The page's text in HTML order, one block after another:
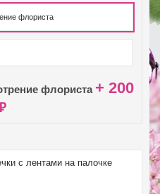
флориста
флориста + 200
с лентами на палочке